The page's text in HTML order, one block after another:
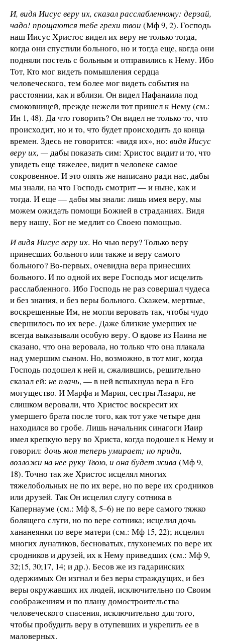
И, видя Иисус веру их, сказал расслабленному: дерзай,
чадо! прощаются тебе грехи твои (Мф 9, 2). Господь
наш Иисус Христос видел их веру не только тогда,
когда они спустили больного, но и тогда еще, когда они
подняли постель с больным и отправились к Нему. Ибо
Тот, Кто мог видеть помышления сердца
человеческого, тем более мог видеть события на
расстоянии, как и вблизи. Он видел Нафанаила под
смоковницей, прежде нежели тот пришел к Нему (см.:
Ин 1, 48). Да что говорить? Он видел не только то, что
происходит, но и то, что будет происходить до конца
времен. Здесь не говорится: «видя их», но: видя Иисус
веру их, —дабы показать сим: Христос видит и то, что
увидеть еще тяжелее, видит в человеке самое
сокровенное. И это опять же написано ради нас, дабы
мы знали, на что Господь смотрит — и ныне, как и
тогда. И еще — дабы мы знали: лишь имея веру, мы
можем ожидать помощи Божией в страданиях. Видя
веру нашу, Бог не медлит со Своею помощью.
И видя Иисус веру их. Но чью веру? Только веру
принесших больного или также и веру самого
больного? Во-первых, очевидна вера принесших
больного. И по одной их вере Господь мог исцелить
расслабленного. Ибо Гос­подь не раз совершал чудеса
и без знания, и без веры больного. Скажем, мертвые,
воскрешенные Им, не могли веровать так, чтобы чудо
свершилось по их вере. Даже близкие умерших не
всегда выказывали особую веру. О вдове из Наина не
сказано, что она веровала, но только что она плакала
над умершим сыном. Но, возможно, в тот миг, когда
Господь подошел к ней и, сжалившись, решительно
сказал ей: не плачь, — в ней вспыхнула вера в Его
могущество. И Марфа и Мария, сестры Лазаря, не
слишком веровали, что Христос воскресит их
умершего брата после того, как тот уже четыре дня
находился во гробе. Лишь начальник синагоги Иаир
имел крепкую веру во Христа, когда подошел к Нему и
говорил: дочь моя теперь умирает; но приди,
возложи на нее руку Твою, и она будет жива (Мф 9,
18). Точно так же Христос исцелял многих
тяжелобольных не по их вере, но по вере их сродников
или друзей. Так Он исцелил слугу сотника в
Капернауме (см.: Мф 8, 5–6) не по вере самого тяжко
болящего слуги, но по вере сотника; исцелил дочь
хананеянки по вере матери (см.: Мф 15, 22); исцелил
многих лунатиков, бесноватых, глухонемых по вере их
сродников и друзей, их к Нему приведших(см.: Мф 9,
32;15, 30;17, 14; и др.). Бесов же из гадаринских
одержимых Он изгнал и без веры страждущих, и без
веры окружавших их людей, исключительно по Своим
соображениям и по плану домостроительства
человеческого спасения, исключительно для того,
чтобы пробудить веру в отупевших и укрепить ее в
маловерных.